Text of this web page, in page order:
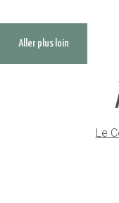
Aller plus loin
Le